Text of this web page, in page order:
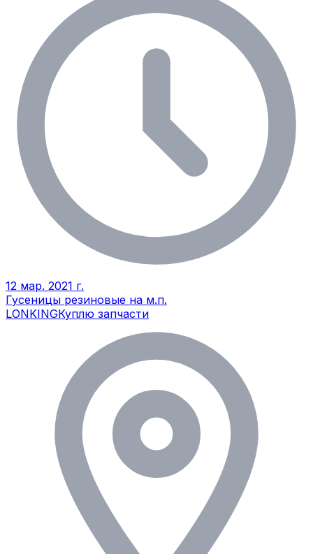
12 мар. 2021 г.
Гусеницы резиновые на м.п.
LONKINGКуплю запчасти